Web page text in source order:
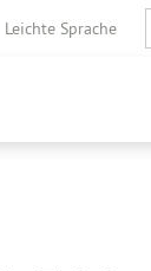
Leichte Sprache